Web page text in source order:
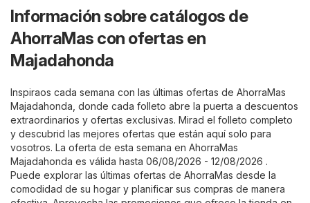
Información sobre catálogos de
AhorraMas con ofertas en
Majadahonda
Inspiraos cada semana con las últimas ofertas de AhorraMas
Majadahonda, donde cada folleto abre la puerta a descuentos
extraordinarios y ofertas exclusivas. Mirad el folleto completo
y descubrid las mejores ofertas que están aquí solo para
vosotros. La oferta de esta semana en AhorraMas
Majadahonda es válida hasta 06/08/2026 - 12/08/2026 .
Puede explorar las últimas ofertas de AhorraMas desde la
comodidad de su hogar y planificar sus compras de manera